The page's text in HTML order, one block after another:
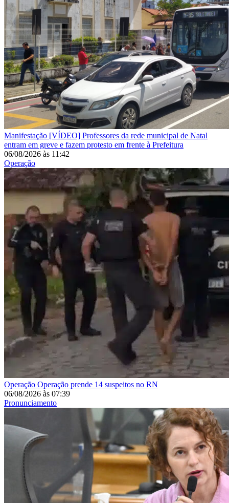
Manifestação [VÍDEO] Professores da rede municipal de Natal
entram em greve e fazem protesto em frente à Prefeitura
06/08/2026 às 11:42
Operação
Operação Operação prende 14 suspeitos no RN
06/08/2026 às 07:39
Pronunciamento